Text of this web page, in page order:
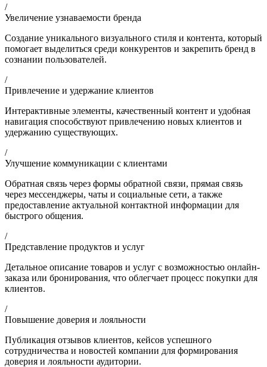
/
Увеличение узнаваемости бренда
Создание уникального визуального стиля и контента, который
помогает выделиться среди конкурентов и закрепить бренд в
сознании пользователей.
/
Привлечение и удержание клиентов
Интерактивные элементы, качественный контент и удобная
навигация способствуют привлечению новых клиентов и
удержанию существующих.
/
Улучшение коммуникации с клиентами
Обратная связь через формы обратной связи, прямая связь
через мессенджеры, чаты и социальные сети, а также
предоставление актуальной контактной информации для
быстрого общения.
/
Представление продуктов и услуг
Детальное описание товаров и услуг с возможностью онлайн-
заказа или бронирования, что облегчает процесс покупки для
клиентов.
/
Повышение доверия и лояльности
Публикация отзывов клиентов, кейсов успешного
сотрудничества и новостей компании для формирования
доверия и лояльности аудитории.